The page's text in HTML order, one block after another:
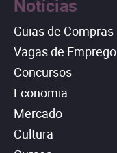
Notícias
Guias de Compras
Vagas de Emprego
Concursos
Economia
Mercado
Cultura